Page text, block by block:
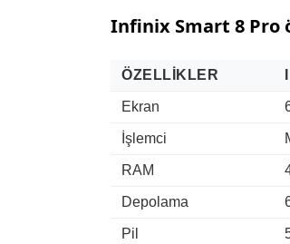
Infinix Smart 8 Pro
ÖZELLIKLER
Ekran
İşlemci
RAM
Depolama
Pil